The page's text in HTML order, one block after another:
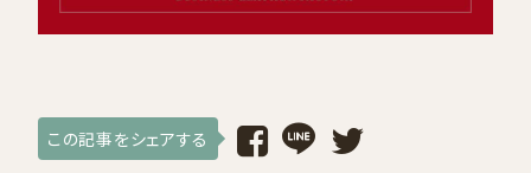
この記事をシェアする